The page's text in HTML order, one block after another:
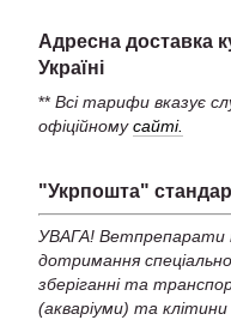
Адресна доставка
Україні
** Всі тарифи вказує
офіційномусайті.
"Укрпошта"
УВАГА! Ветпрепарати
дотримання
зберіганні та
(акваріуми) та